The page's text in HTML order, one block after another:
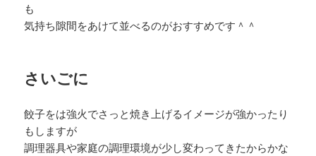
も
気持ち隙間をあけて並べるのがおすすめです＾＾
さいごに
餃子をは強火でさっと焼き上げるイメージが強かったり
もしますが
調理器具や家庭の調理環境が少し変わってきたからかな